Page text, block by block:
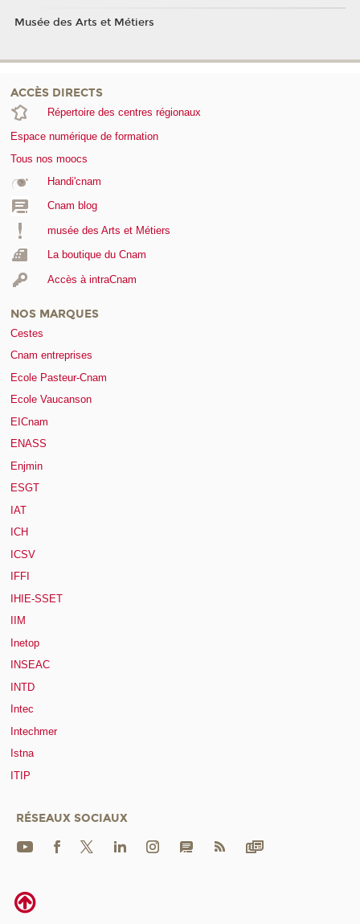
Musée des Arts et Métiers
ACCÈS DIRECTS
Répertoire des centres régionaux
Espace numérique de formation
Tous nos moocs
Handi'cnam
Cnam blog
musée des Arts et Métiers
La boutique du Cnam
Accès à intraCnam
NOS MARQUES
Cestes
Cnam entreprises
Ecole Pasteur-Cnam
Ecole Vaucanson
EICnam
ENASS
Enjmin
ESGT
IAT
ICH
ICSV
IFFI
IHIE-SSET
IIM
Inetop
INSEAC
INTD
Intec
Intechmer
Istna
ITIP
RÉSEAUX SOCIAUX